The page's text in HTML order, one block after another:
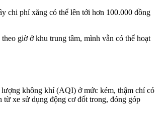
chi phí xăng có thể lên tới hơn 100.000 đồng
giờ ở khu trung tâm, mình vẫn có thể hoạt
lượng không khí (AQI) ở mức kém, thậm chí có
xe sử dụng động cơ đốt trong, đóng góp